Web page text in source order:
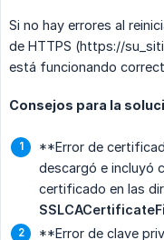
Si no hay errores al
de HTTPS (https://
está funcionando
Consejos para la
**Error de
descargó e incluyó
certificado en las
**Error de clave